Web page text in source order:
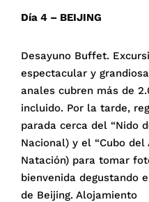
Día 4 – BEIJING
Desayuno Buffet.
espectacular y
anales cubren más de
incluido. Por la tarde,
parada cerca del “Nido
Nacional) y el “Cubo del
Natación) para tomar
bienvenida degustando
de Beijing. Alojamiento